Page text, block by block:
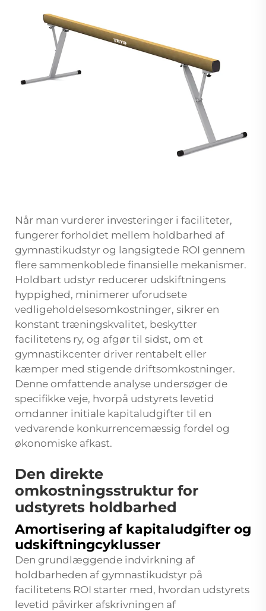
Når man vurderer investeringer i faciliteter,
fungerer forholdet mellem holdbarhed af
gymnastikudstyr og langsigtede ROI gennem
flere sammenkoblede finansielle mekanismer.
Holdbart udstyr reducerer udskiftningens
hyppighed, minimerer uforudsete
vedligeholdelsesomkostninger, sikrer en
konstant træningskvalitet, beskytter
facilitetens ry, og afgør til sidst, om et
gymnastikcenter driver rentabelt eller
kæmper med stigende driftsomkostninger.
Denne omfattende analyse undersøger de
specifikke veje, hvorpå udstyrets levetid
omdanner initiale kapitaludgifter til en
vedvarende konkurrencemæssig fordel og
økonomiske afkast.
Den direkte
omkostningsstruktur for
udstyrets holdbarhed
Amortisering af kapitaludgifter og
udskiftningcyklusser
Den grundlæggende indvirkning af
holdbarheden af gymnastikudstyr på
facilitetens ROI starter med, hvordan udstyrets
levetid påvirker afskrivningen af